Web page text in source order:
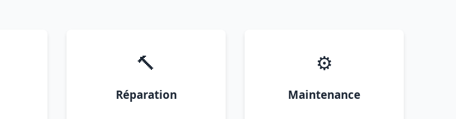
🔨
Réparation
⚙️
Maintenance